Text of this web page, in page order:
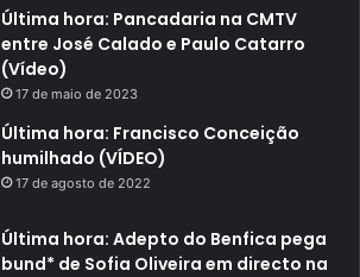
Última hora: Pancadaria na CMTV
entre José Calado e Paulo Catarro
(Vídeo)
17 de maio de 2023
Última hora: Francisco Conceição
humilhado (VÍDEO)
17 de agosto de 2022
Última hora: Adepto do Benfica pega
bund* de Sofia Oliveira em directo na